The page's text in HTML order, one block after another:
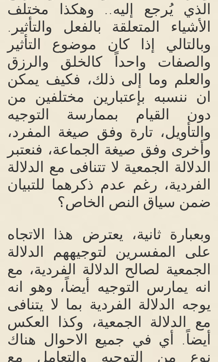
الذي يُرجع إليه..
وهكذا مختلف
الأشياء المتعلقة بالفعل والتأثير .
وبالتالي إذا كان موضوع التأثير
والصفات واحداً كالخلق والرزق
والعلم وما إلى ذلك، فكيف يمكن
ان ننسبه بإعتبارين مختلفين من
دون القيام بممارسة التوجيه
والتأويل، تارة وفق صيغة المفرد،
وأخرى وفق صيغة الجماعة، فنعتبر
الدلالة الجمعية لا تتنافى مع الدلالة
الفردية، رغم عدم ذكرهما للتبيان
ضمن سياق النص الخاص؟
وبعبارة ثانية، يعترض هذا الاتجاه
على المفسرين لتوجيههم الدلالة
الجمعية لصالح الدلالة الفردية، مع
انه يمارس التوجيه أيضاً، وهو انه
يوجه الدلالة الفردية بما لا يتنافى
مع الدلالة الجمعية، وكذا العكس
أيضاً.
أي في جميع الاحوال هناك
نوع من التوجيه والتعامل مع